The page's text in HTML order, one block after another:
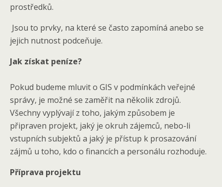
prostředků.
Jsou to prvky, na které se často zapomíná anebo se
jejich nutnost podceňuje.
Jak získat peníze?
Pokud budeme mluvit o GIS v podmínkách veřejné
správy, je možné se zaměřit na několik zdrojů.
Všechny vyplývají z toho, jakým způsobem je
připraven projekt, jaký je okruh zájemců, nebo-li
vstupních subjektů a jaký je přístup k prosazování
zájmů u toho, kdo o financích a personálu rozhoduje.
Příprava projektu